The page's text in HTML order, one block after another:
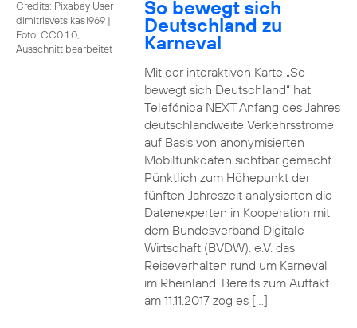
Credits: Pixabay User
dimitrisvetsikas1969 |
Foto: CC0 1.0,
Ausschnitt bearbeitet
So bewegt sich
Deutschland zu
Karneval
Mit der interaktiven Karte „So
bewegt sich Deutschland“ hat
Telefónica NEXT Anfang des Jahres
deutschlandweite Verkehrsströme
auf Basis von anonymisierten
Mobilfunkdaten sichtbar gemacht.
Pünktlich zum Höhepunkt der
fünften Jahreszeit analysierten die
Datenexperten in Kooperation mit
dem Bundesverband Digitale
Wirtschaft (BVDW). e.V. das
Reiseverhalten rund um Karneval
im Rheinland. Bereits zum Auftakt
am 11.11.2017 zog es […]